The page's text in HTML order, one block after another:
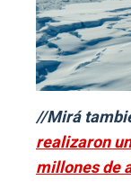
//Mirá
realizaron
millones de